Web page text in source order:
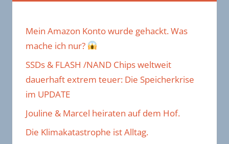
Mein Amazon Konto wurde gehackt. Was
mache ich nur?
SSDs & FLASH /NAND Chips weltweit
dauerhaft extrem teuer: Die Speicherkrise
im UPDATE
Jouline & Marcel heiraten auf dem Hof.
Die Klimakatastrophe ist Alltag.